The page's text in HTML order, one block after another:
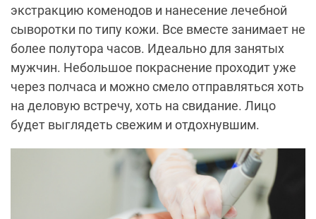
экстракцию коменодов и нанесение лечебной
сыворотки по типу кожи. Все вместе занимает не
более полутора часов. Идеально для занятых
мужчин. Небольшое покраснение проходит уже
через полчаса и можно смело отправляться хоть
на деловую встречу, хоть на свидание. Лицо
будет выглядеть свежим и отдохнувшим.